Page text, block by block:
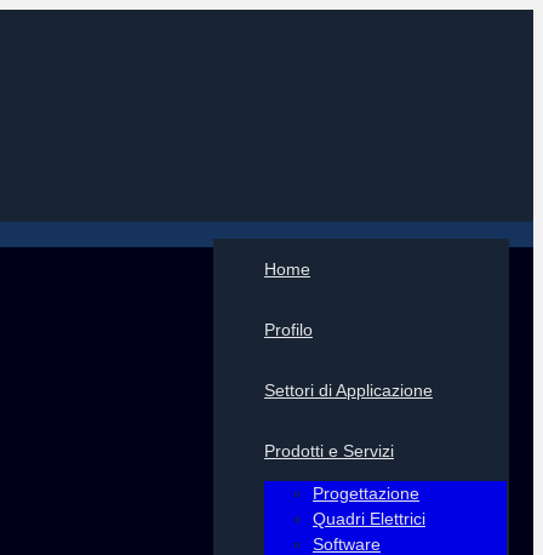
Home
Profilo
Settori di Applicazione
Prodotti e Servizi
Progettazione
Quadri Elettrici
Software